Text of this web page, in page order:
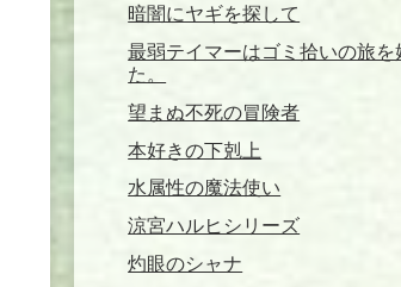
暗闇にヤギを探して
最弱テイマーはゴミ拾いの旅を
た。
望まぬ不死の冒険者
本好きの下剋上
水属性の魔法使い
涼宮ハルヒシリーズ
灼眼のシャナ